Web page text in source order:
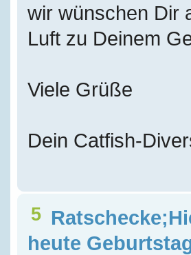
wir wünschen Dir
Luft zu Deinem
Viele Grüße
Dein Catfish-
5
heute